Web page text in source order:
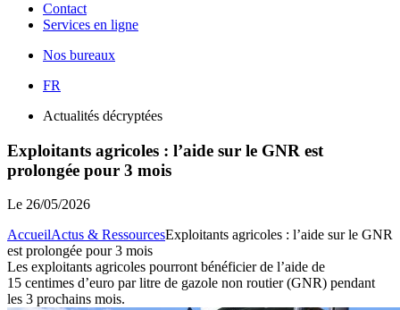
Contact
Services en ligne
Nos bureaux
FR
Actualités décryptées
Exploitants agricoles : l’aide sur le GNR est
prolongée pour 3 mois
Le 26/05/2026
AccueilActus & RessourcesExploitants agricoles : l’aide sur le GNR
est prolongée pour 3 mois
Les exploitants agricoles pourront bénéficier de l’aide de
15 centimes d’euro par litre de gazole non routier (GNR) pendant
les 3 prochains mois.